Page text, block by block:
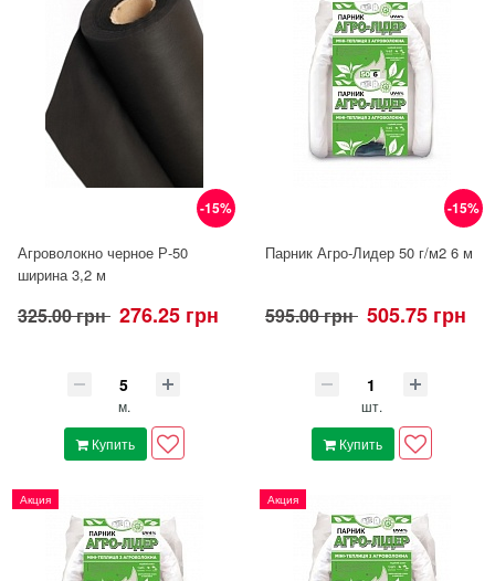
-15%
Агроволокно черное Р-50
ширина 3,2 м
325.00 грн 276.25 грн
м.
Купить
-15%
Парник Агро-Лидер 50 г/м2 6 м
595.00 грн 505.75 грн
шт.
Купить
Акция Акция